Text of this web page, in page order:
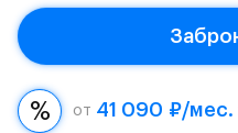
от 41 090 ₽/мес.